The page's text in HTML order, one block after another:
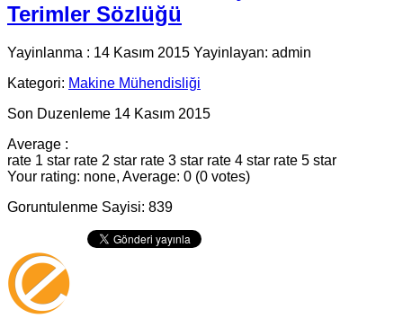
Terimler Sözlüğü
Yayinlanma : 14 Kasım 2015 Yayinlayan: admin
Kategori: Makine Mühendisliği
Son Duzenleme 14 Kasım 2015
Average :
rate 1 star rate 2 star rate 3 star rate 4 star rate 5 star
Your rating: none, Average: 0 (0 votes)
Goruntulenme Sayisi: 839